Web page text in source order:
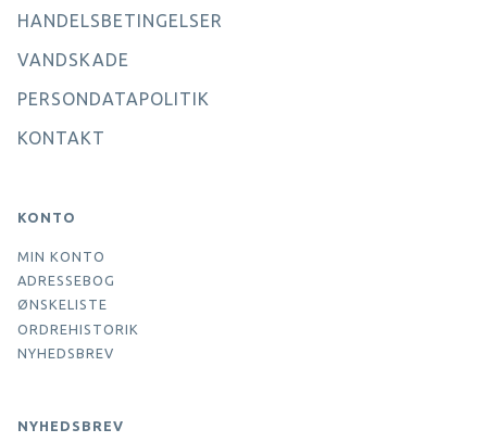
HANDELSBETINGELSER
VANDSKADE
PERSONDATAPOLITIK
KONTAKT
KONTO
MIN KONTO
ADRESSEBOG
ØNSKELISTE
ORDREHISTORIK
NYHEDSBREV
NYHEDSBREV